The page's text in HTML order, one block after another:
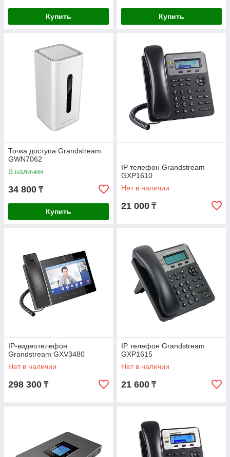
Купить Купить
Точка доступа Grandstream
GWN7062
В наличии
34 800 ₸
Купить
IP телефон Grandstream
GXP1610
Нет в наличии
21 000 ₸
IP-видеотелефон
Grandstream GXV3480
Нет в наличии
298 300 ₸
IP телефон Grandstream
GXP1615
Нет в наличии
21 600 ₸